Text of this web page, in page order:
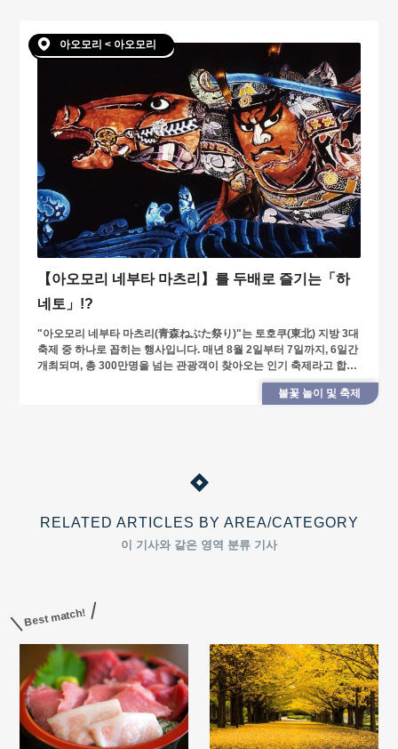
아오모리 < 아오모리
【아오모리 네부타 마츠리】를 두배로 즐기는「하
네토」!?
"아오모리 네부타 마츠리(青森ねぶた祭り)"는 토호쿠(東北) 지방 3대
축제 중 하나로 꼽히는 행사입니다. 매년 8월 2일부터 7일까지, 6일간
개최되며, 총 300만명을 넘는 관광객이 찾아오는 인기 축제라고 합니
불꽃 놀이 및 축제
RELATED ARTICLES BY AREA/CATEGORY
이 기사와 같은 영역 분류 기사
Best match!